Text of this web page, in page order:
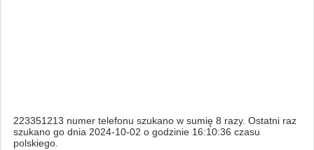
223351213 numer telefonu szukano w sumię 8 razy. Ostatni raz
szukano go dnia 2024-10-02 o godzinie 16:10:36 czasu
polskiego.